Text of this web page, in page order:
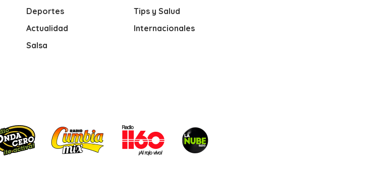
Deportes
Actualidad
Salsa
Tips y Salud
Internacionales